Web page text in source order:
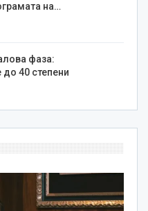
на…
фаза:
до 40 степени